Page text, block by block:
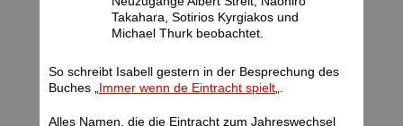
Takahara, Sotirios Kyrgiakos und
Michael Thurk beobachtet.
So schreibt Isabell gestern in der Besprechung des
Buches „ Immer wenn de Eintracht spielt
Alles Namen, die die Eintracht zum Jahreswechsel